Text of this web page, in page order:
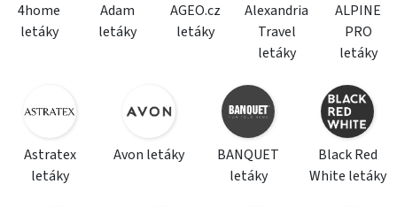
4home
letáky
Adam
letáky
AGEO.cz
letáky
Alexandria
Travel
letáky
ALPINE
PRO
letáky
Astratex
letáky
Avon letáky
BANQUET
letáky
Black Red
White letáky